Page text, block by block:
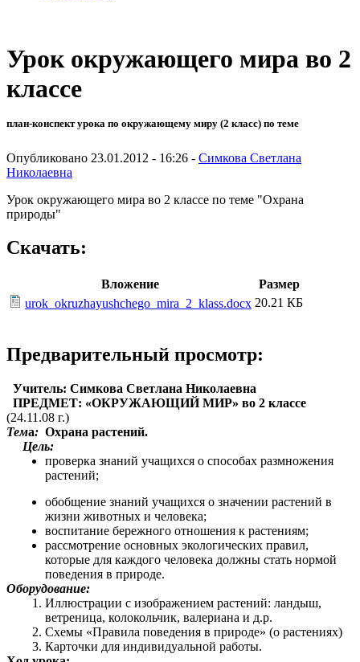
Урок окружающего мира во 2
классе
план-конспект урока по окружающему миру (2 класс) по теме
Опубликовано 23.01.2012 - 16:26 - Симкова Светлана
Николаевна
Урок окружающего мира во 2 классе по теме "Охрана
природы"
Скачать:
Вложение
Размер
urok_okruzhayushchego_mira_2_klass.docx 20.21 КБ
Предварительный просмотр:
Учитель: Симкова Светлана Николаевна
ПРЕДМЕТ: «ОКРУЖАЮЩИЙ МИР» во 2 классе
(24.11.08 г.)
Тема: Охрана растений.
Цель:
проверка знаний учащихся о способах размножения
растений;
обобщение знаний учащихся о значении растений в
жизни животных и человека;
воспитание бережного отношения к растениям;
рассмотрение основных экологических правил,
которые для каждого человека должны стать нормой
поведения в природе.
Оборудование:
Иллюстрации с изображением растений: ландыш,
ветреница, колокольчик, валериана и д.р.
Схемы «Правила поведения в природе» (о растениях)
Карточки для индивидуальной работы.